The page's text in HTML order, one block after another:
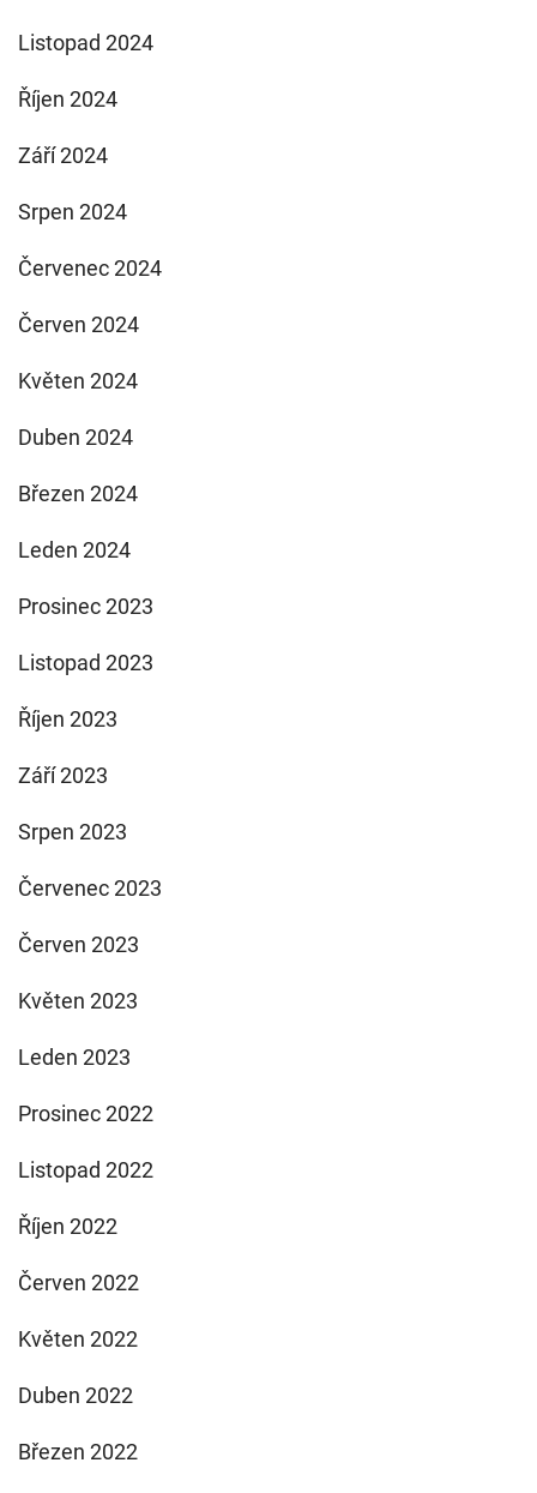
Listopad 2024
Říjen 2024
Září 2024
Srpen 2024
Červenec 2024
Červen 2024
Květen 2024
Duben 2024
Březen 2024
Leden 2024
Prosinec 2023
Listopad 2023
Říjen 2023
Září 2023
Srpen 2023
Červenec 2023
Červen 2023
Květen 2023
Leden 2023
Prosinec 2022
Listopad 2022
Říjen 2022
Červen 2022
Květen 2022
Duben 2022
Březen 2022